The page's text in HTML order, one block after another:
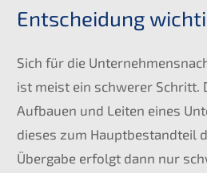
Entscheidung
Sich für die
ist meist ein schwerer Schritt.
Aufbauen und Leiten eines
dieses zum Hauptbestandteil
Übergabe erfolgt dann nur